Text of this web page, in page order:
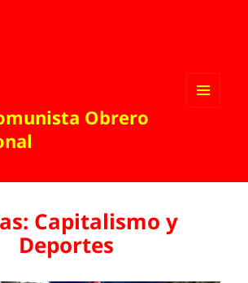
Obrero
Capitalismo y
Deportes